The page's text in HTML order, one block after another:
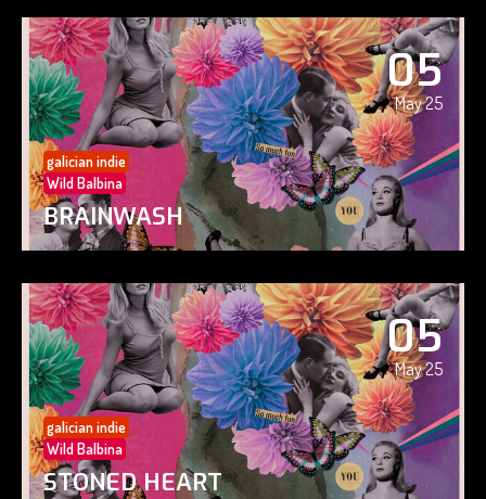
05
May 25
galician indie
Wild Balbina
BRAINWASH
05
May 25
galician indie
Wild Balbina
STONED HEART